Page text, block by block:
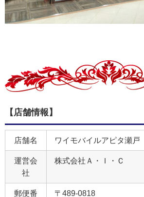
【店舗情報】
店舗名 ワイモバイルアピタ瀬戸
運営会
社
株式会社Ａ・Ｉ・Ｃ
郵便番
〒489-0818